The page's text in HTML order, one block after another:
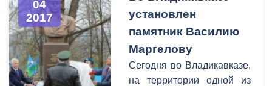
отработали упражнения
направленные на
поддержание здорового
тела и духа. Главной
целью проведенных
мероприятий стала
04
2017
установлен
памятник Василию
Маргелову
Сегодня во Владикавказе,
на территории одной из